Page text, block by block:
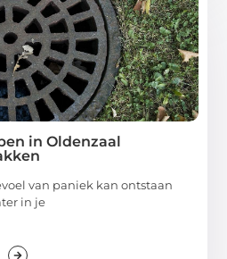
in Oldenzaal
van paniek kan ontstaan
in je